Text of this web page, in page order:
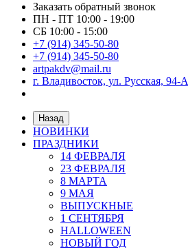
Заказать обратный звонок
ПН - ПТ 10:00 - 19:00
СБ 10:00 - 15:00
+7 (914) 345-50-80
+7 (914) 345-50-80
artpakdv@mail.ru
г. Владивосток, ул. Русская, 94-А
Назад
НОВИНКИ
ПРАЗДНИКИ
14 ФЕВРАЛЯ
23 ФЕВРАЛЯ
8 МАРТА
9 МАЯ
ВЫПУСКНЫЕ
1 СЕНТЯБРЯ
HALLOWEEN
НОВЫЙ ГОД